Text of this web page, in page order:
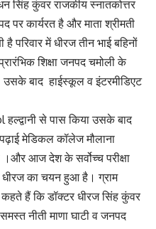
सिंह कुंवर राजकीय स्नातकोत्तर
पद पर कार्यरत है और माता श्रीमती
है परिवार में धीरज तीन भाई बहिनों
शिक्षा जनपद चमोली के
उसके बाद हाईस्कूल व इंटरमीडिएट
से पास किया उसके बाद
मेडिकल कॉलेज मौलाना
आज देश के सर्वोच्च परीक्षा
का चयन हुआ है। ग्राम
कहते हैं कि डॉक्टर धीरज सिंह कुंवर
नीती माणा घाटी व जनपद